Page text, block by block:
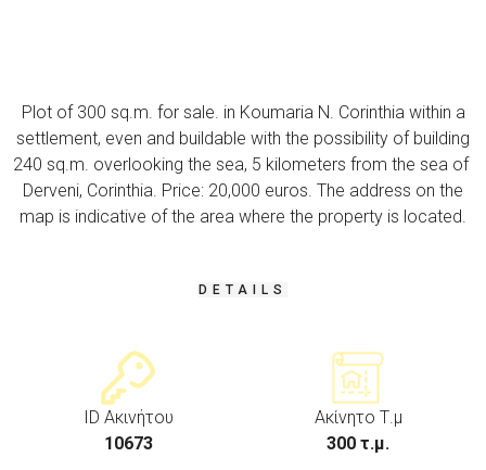
Plot of 300 sq.m. for sale. in Koumaria N. Corinthia within a
settlement, even and buildable with the possibility of building
240 sq.m. overlooking the sea, 5 kilometers from the sea of ​​
Derveni, Corinthia. Price: 20,000 euros. The address on the
map is indicative of the area where the property is located.
DETAILS
ID Ακινήτου
10673
Ακίνητο Τ.μ
300 τ.μ.